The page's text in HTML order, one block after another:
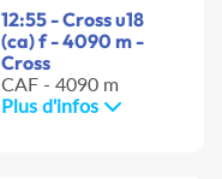
12:55 - Cross u18
(ca) f - 4090 m -
Cross
CAF - 4090 m
Plus d'infos